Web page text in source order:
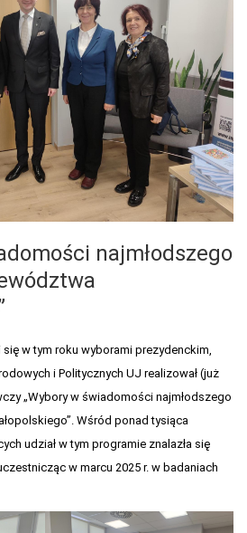
najmłodszego
w tym roku wyborami prezydenckim,
i Politycznych UJ realizował (już
„Wybory w świadomości najmłodszego
Wśród ponad tysiąca
udział w tym programie znalazła się
w marcu 2025 r. w badaniach